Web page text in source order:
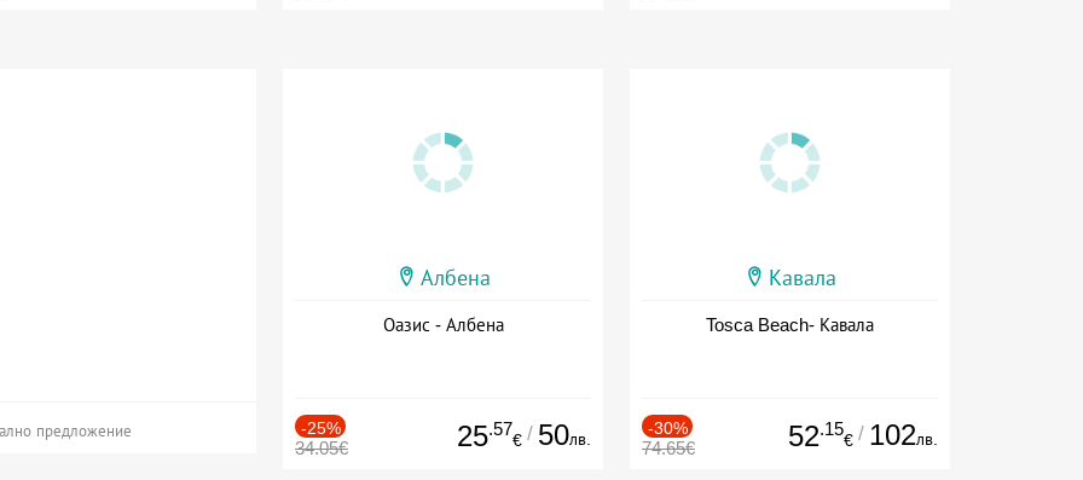
предложение
Албена
Оазис - Албена
-25%
34.05€ 25.57
€ / 50лв.
Кавала
Tosca Beach- Кавала
-30%
74.65€ 52.15
€ / 102лв.